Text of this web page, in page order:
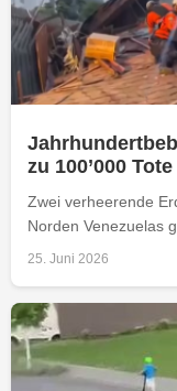
zu 100’000
Zwei verheerende
Norden Venezuelas
25. Juni 2026